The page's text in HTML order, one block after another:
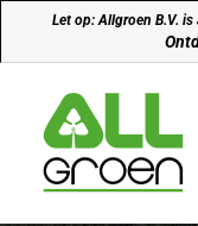
Let op: Allgroen B.V.